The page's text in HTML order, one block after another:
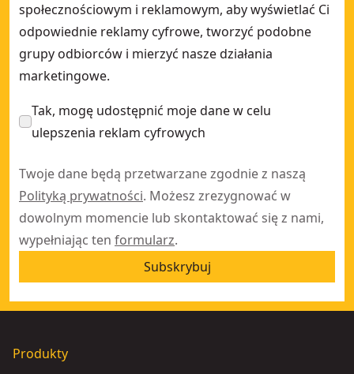
społecznościowym i reklamowym, aby wyświetlać Ci
odpowiednie reklamy cyfrowe, tworzyć podobne
grupy odbiorców i mierzyć nasze działania
marketingowe.
Tak, mogę udostępnić moje dane w celu
ulepszenia reklam cyfrowych
Twoje dane będą przetwarzane zgodnie z naszą
Polityką prywatności. Możesz zrezygnować w
dowolnym momencie lub skontaktować się z nami,
wypełniając ten formularz.
Subskrybuj
Produkty